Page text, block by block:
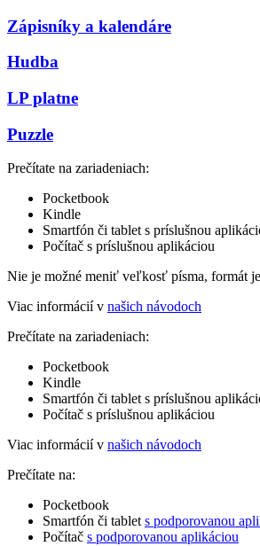
Zápisníky a kalendáre
Hudba
LP platne
Puzzle
Prečítate na zariadeniach:
Pocketbook
Kindle
Smartfón či tablet s príslušnou
Počítač s príslušnou aplikáciou
Nie je možné meniť veľkosť písma, formát
Viac informácií v našich návodoch
Prečítate na zariadeniach:
Pocketbook
Kindle
Smartfón či tablet s príslušnou
Počítač s príslušnou aplikáciou
Viac informácií v našich návodoch
Prečítate na:
Pocketbook
Smartfón či tablet s podporovanou
Počítač s podporovanou aplikáciou